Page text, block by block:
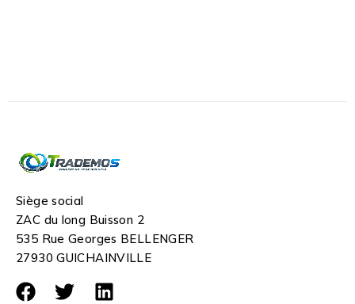
Siège social
ZAC du long Buisson 2
535 Rue Georges BELLENGER
27930 GUICHAINVILLE